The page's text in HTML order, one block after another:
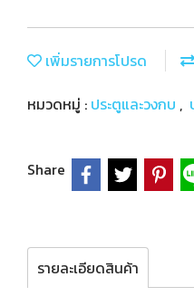
เพิ่มรายการโปรด
หมวดหมู่ : ประตูและวงกบ ,
Share
รายละเอียดสินค้า